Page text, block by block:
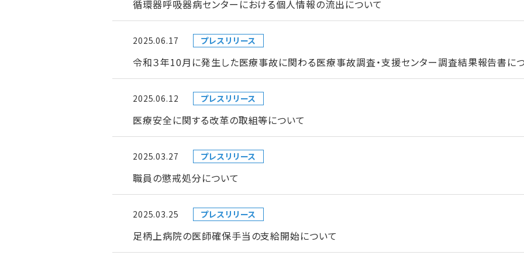
循環器呼吸器病センターにおける個人情報の流出について
2025.06.17 プレスリリース
令和３年10月に発生した医療事故に関わる医療事故調査・支援センター調査結果報告書に
2025.06.12 プレスリリース
医療安全に関する改革の取組等について
2025.03.27 プレスリリース
職員の懲戒処分について
2025.03.25 プレスリリース
足柄上病院の医師確保手当の支給開始について